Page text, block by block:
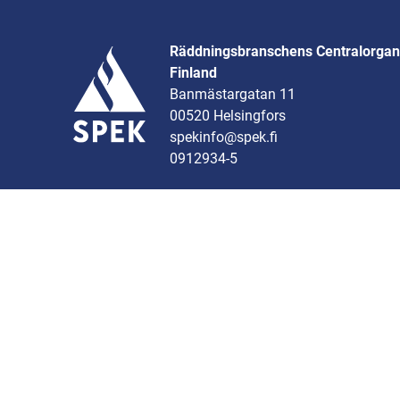
Räddningsbranschens
Finland
Banmästargatan 11
00520 Helsingfors
spekinfo@spek.fi
0912934-5